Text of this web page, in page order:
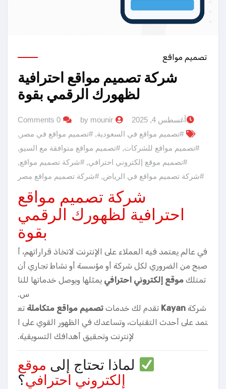
تصميم مواقع
شركة تصميم مواقع احترافية
لظهورك الرقمي بقوة
أغسطس 4, 2025 by mounir
0 Comments
#تصميم مواقع في السعودية,#تصميم مواقع في مصر ,
#تصميم مواقع للشركات,#تصميم مواقع متوافقة مع السيو,
#تصميم موقع إلكتروني احترافي,#شركة تصميم مواقع,
#شركة تصميم مواقع في الرياض,#شركة تصميم مواقع مصر
شركة تصميم مواقع
احترافية لظهورك الرقمي
بقوة
في عالم يعتمد فيه العملاء على الإنترنت لاتخاذ قراراتهم، أ
صبح من الضروري لكل شركة أو مؤسسة أو نشاط تجاري أن
تمتلك موقع إلكتروني احترافي يمثلها ويوصل خدماتها للنا
س.
شركة Kayan تقدم لك خدمات تصميم مواقع متكاملة تع
تمد على أحدث التقنيات، وتساعدك في الظهور القوي على ا
لإنترنت وتحقيق أهدافك التسويقية.
لماذا تحتاج إلى موقع
إلكتروني احترافي؟